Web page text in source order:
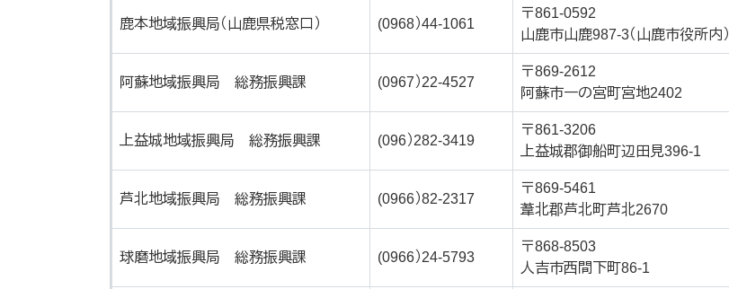
鹿本地域振興局（山鹿県税窓口） (0968）44-1061
〒861-0592
山鹿市山鹿987-3（山鹿市役所内）
阿蘇地域振興局 総務振興課 (0967）22-4527
〒869-2612
阿蘇市一の宮町宮地2402
上益城地域振興局 総務振興課 (096）282-3419
〒861-3206
上益城郡御船町辺田見396-1
芦北地域振興局 総務振興課 (0966）82-2317
〒869-5461
葦北郡芦北町芦北2670
球磨地域振興局 総務振興課 (0966）24-5793
〒868-8503
人吉市西間下町86-1